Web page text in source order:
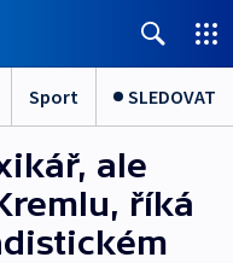
Sport SLEDOVAT
ale
říká